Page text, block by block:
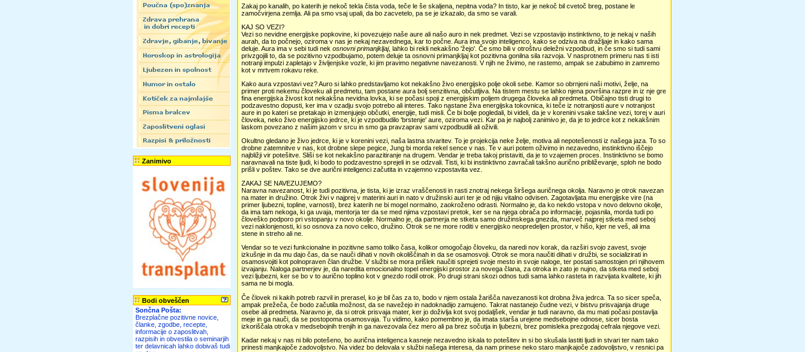
Zanimivo
Bodi obveščen
Sončna Pošta:
Brezplačne pozitivne novice,
članke, zgodbe, recepte,
informacije o zaposlitvah,
razpisih in obvestila o seminarjih
ter delavnicah lahko dobivaš tudi
Zakaj po kanalih, po katerih je nekoč tekla čista voda, teče le še skaljena, nepitna voda? In tisto, kar je nekoč bil cvetoč breg, postane le
zamočvirjena zemlja. Ali pa smo vsaj upali, da bo zacvetelo, pa se je izkazalo, da smo se varali.
KAJ SO VEZI?
Vezi so nevidne energijske popkovine, ki povezujejo naše aure ali našo auro in nek predmet. Vezi se vzpostavijo instinktivno, to je nekaj v naših
aurah, da to počnejo, oziroma v nas je nekaj nezavednega, kar to počne. Aura ima svojo inteligenco, kako se odziva na dražljaje in kako sama
deluje. Aura ima v sebi tudi nek osnovni primanjkljaj, lahko bi rekli nekakšno 'žejo'. Če smo bili v otroštvu deležni vzpodbud, in če smo si tudi sami
privzgojili to, da se pozitivno vzpodbujamo, potem deluje ta osnovni primanjkljaj kot pozitivna gonilna sila razvoja. V nasprotnem primeru nas ti isti
notranji impulzi zapletajo v življenjske vozle, ki jim pravimo negativne navezanosti. V njih ne živimo, ne rastemo, ampak se zabubimo in zamremo
kot v mrtvem rokavu reke.
Kako aura vzpostavi vez? Auro si lahko predstavljamo kot nekakšno živo energijsko polje okoli sebe. Kamor so obrnjeni naši motivi, želje, na
primer proti nekemu človeku ali predmetu, tam postane aura bolj senzitivna, občutljiva. Na tistem mestu se lahko njena površina razpre in iz nje gre
fina energijska živost kot nekakšna nevidna lovka, ki se počasi spoji z energijskim poljem drugega človeka ali predmeta. Običajno tisti drugi to
podzavestno dopusti, ker ima v ozadju svojo potrebo ali interes. Tako nastane živa energijska tokovnica, ki teče iz notranjosti aure v notranjost
aure in po kateri se pretakajo in izmenjujejo občutki, energije, tudi misli. Če bi bolje pogledali, bi videli, da je v korenini vsake takšne vezi, torej v auri
človeka, neko živo energijsko jedrce, ki je vzpodbudilo 'brstenje' aure, oziroma vezi. Kar pa je najbolj zanimivo je, da je to jedrce kot z nekakšnim
laskom povezano z našim jazom v srcu in smo ga pravzaprav sami vzpodbudili ali oživili.
Okultno gledano je živo jedrce, ki je v korenini vezi, naša lastna stvaritev. To je projekcija neke želje, motiva ali nepotešenosti iz našega jaza. To so
drobne zatemnitve v nas, kot drobne slepe pegice, Jung bi morda rekel sence v nas. Te v auri potem oživimo in nezavedno, instinktivno iščejo
najbližji vir potešitve. Sliši se kot nekakšno parazitiranje na drugem. Vendar je treba takoj pristaviti, da je to vzajemen proces. Instinktivno se bomo
naravnavali na tiste ljudi, ki bodo to podzavestno sprejeli in se odzvali. Tisti, ki bi instinktivno zavračali takšno aurično približevanje, sploh ne bodo
prišli v poštev. Tako se dve aurični inteligenci začutita in vzajemno vzpostavita vez.
ZAKAJ SE NAVEZUJEMO?
Naravna navezanost, ki je tudi pozitivna, je tista, ki je izraz vraščenosti in rasti znotraj nekega širšega auričnega okolja. Naravno je otrok navezan
na mater in družino. Otrok živi v najprej v materini auri in nato v družinski auri ter je od njiju vitalno odvisen. Zagotavljata mu energijske vire (na
primer ljubezni, topline, varnosti), brez katerih ne bi mogel normalno, zaokroženo odrasti. Normalno je, da ko nekdo vstopa v novo delovno okolje,
da ima tam nekoga, ki ga uvaja, mentorja ter da se med njima vzpostavi pretok, ker se na njega obrača po informacije, pojasnila, morda tudi po
človeško podporo pri vstopanju v novo okolje. Normalno je, da partnerja ne stketa samo družinskega gnezda, marveč najprej stketa med seboj
vezi naklonjenosti, ki so osnova za novo celico, družino. Otrok se ne more roditi v energijsko neopredeljen prostor, v hišo, kjer ne veš, ali ima
stene in streho ali ne.
Vendar so te vezi funkcionalne in pozitivne samo toliko časa, kolikor omogočajo človeku, da naredi nov korak, da razširi svojo zavest, svoje
izkušnje in da mu dajo čas, da se nauči dihati v novih okoliščinah in da se osamosvoji. Otrok se mora naučiti dihati v družbi, se socializirati in
osamosvojiti kot polnopraven član družbe. V službi se mora prišlek naučiti sprejeti svoje mesto in svoje naloge, ter postati samostojen pri njihovem
izvajanju. Naloga partnerjev je, da naredita emocionalno topel energijski prostor za novega člana, za otroka in zato je nujno, da stketa med seboj
vezi ljubezni, ker se bo v to aurično toplino kot v gnezdo rodil otrok. Po drugi strani skozi odnos tudi sama lahko rasteta in razvijata kvalitete, ki jih
sama ne bi mogla.
Če človek ni kakih potreb razvil in prerasel, ko je bil čas za to, bodo v njem ostala žarišča navezanosti kot drobna živa jedrca. Ta so sicer speča,
ampak prežeča, če bodo začutila možnost, da se navežejo in nadoknadijo zamujeno. Takrat nastanejo čudne vezi, v bistvu prisvajanja druge
osebe ali predmeta. Naravno je, da si otrok prisvaja mater, ker jo doživlja kot svoj podaljšek, vendar je tudi naravno, da mu mati počasi postavlja
meje in ga nauči, da se postopoma osamosvaja. Tu vidimo, kako pomembno je, da imata starša urejene medsebojne odnose, sicer bosta
izkoriščala otroka v medsebojnih trenjih in ga navezovala čez mero ali pa brez sočutja in ljubezni, brez pomisleka prezgodaj cefrala njegove vezi.
Kadar nekaj v nas ni bilo potešeno, bo aurična inteligenca kasneje nezavedno iskala to potešitev in si bo skušala lastiti ljudi in stvari ter nam tako
prinesti manjkajoče zadovoljstvo. Na videz bo delovala v službi našega interesa, da nam prinese neko staro manjkajoče zadovoljstvo, v resnici pa